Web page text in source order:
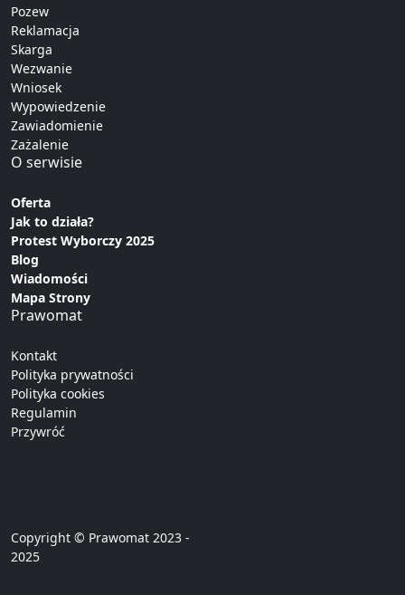
Pozew
Reklamacja
Skarga
Wezwanie
Wniosek
Wypowiedzenie
Zawiadomienie
Zażalenie
O serwisie
Oferta
Jak to działa?
Protest Wyborczy 2025
Blog
Wiadomości
Mapa Strony
Prawomat
Kontakt
Polityka prywatności
Polityka cookies
Regulamin
Przywróć
Copyright © Prawomat 2023 -
2025